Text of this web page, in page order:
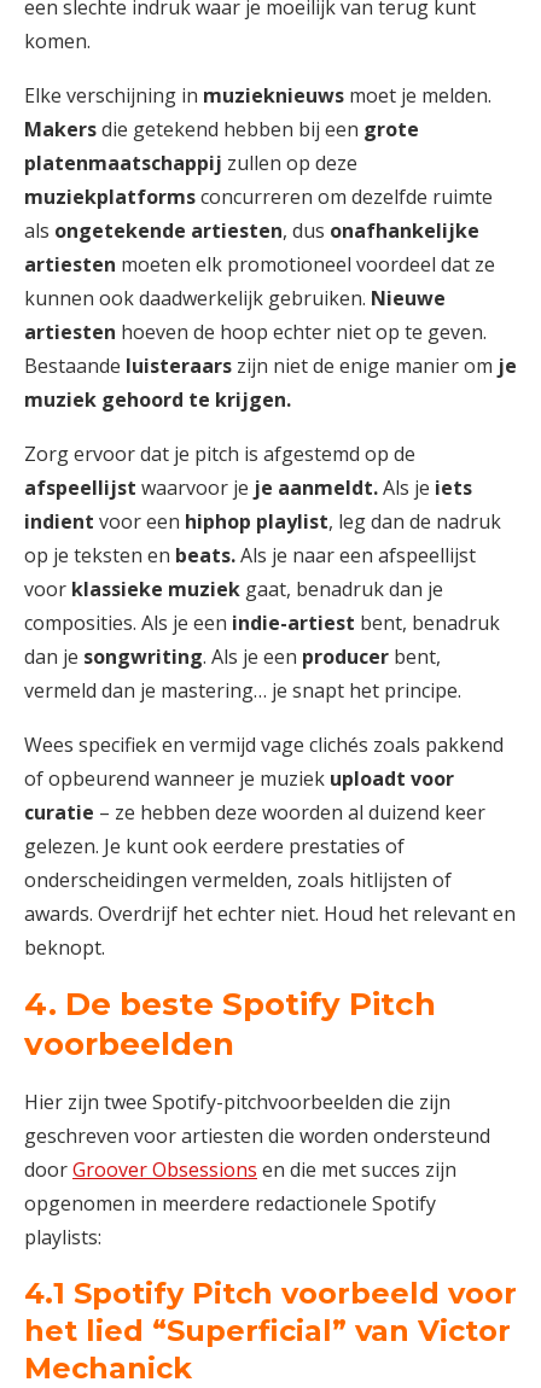
een slechte indruk waar je moeilijk van terug kunt
komen.
Elke verschijning in muzieknieuws moet je melden.
Makersdie getekend hebben bij een grote
platenmaatschappij zullen op deze
muziekplatformsconcurreren om dezelfde ruimte
als ongetekende artiesten, dus onafhankelijke
artiesten moeten elk promotioneel voordeel dat ze
kunnen ook daadwerkelijk gebruiken. Nieuwe
artiesten hoeven de hoop echter niet op te geven.
Bestaande luisteraars zijn niet de enige manier om je
muziek gehoord te krijgen.
Zorg ervoor dat je pitch is afgestemd op de
afspeellijst waarvoor je je aanmeldt.Als je iets
indient voor een hiphop playlist, leg dan de nadruk
op je teksten en beats.Als je naar een afspeellijst
voor klassieke muziek gaat, benadruk dan je
composities. Als je een indie-artiest bent, benadruk
dan je songwriting. Als je een producer bent,
vermeld dan je mastering… je snapt het principe.
Wees specifiek en vermijd vage clichés zoals pakkend
of opbeurend wanneer je muziek uploadt voor
curatie – ze hebben deze woorden al duizend keer
gelezen. Je kunt ook eerdere prestaties of
onderscheidingen vermelden, zoals hitlijsten of
awards. Overdrijf het echter niet. Houd het relevant en
beknopt.
4. De beste Spotify Pitch
voorbeelden
Hier zijn twee Spotify-pitchvoorbeelden die zijn
geschreven voor artiesten die worden ondersteund
doorGroover Obsessions en die met succes zijn
opgenomen in meerdere redactionele Spotify
playlists:
4.1 Spotify Pitch voorbeeld voor
het lied “Superficial” van Victor
Mechanick